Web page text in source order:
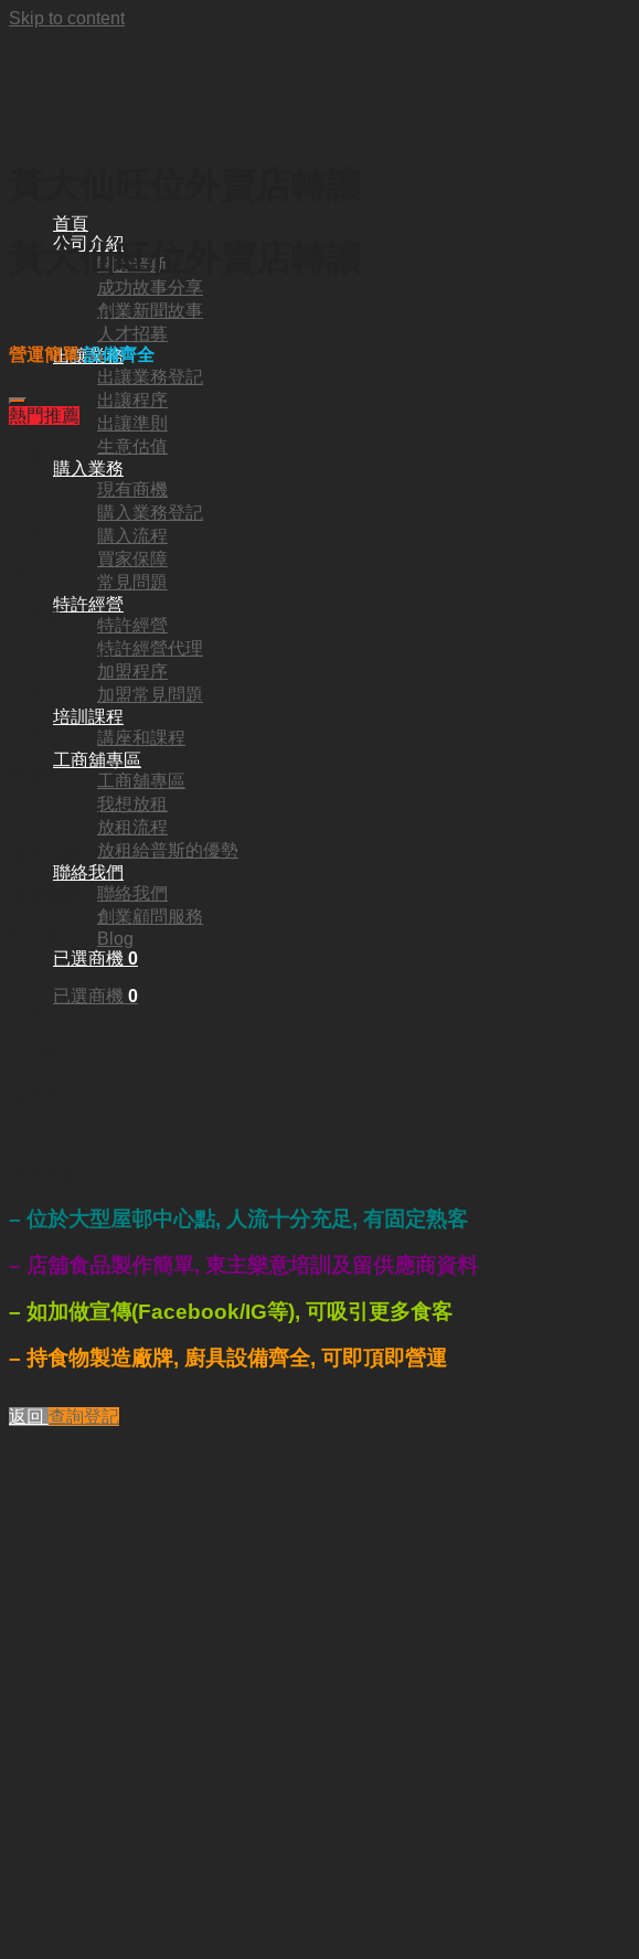
Skip to content
首頁
公司介紹
關於普斯
成功故事分享
創業新聞故事
人才招募
出讓業務
出讓業務登記
出讓程序
出讓準則
生意估值
購入業務
現有商機
購入業務登記
購入流程
買家保障
常見問題
特許經營
特許經營
特許經營代理
加盟程序
加盟常見問題
培訓課程
講座和課程
工商舖專區
工商舖專區
我想放租
放租流程
放租給普斯的優勢
聯絡我們
聯絡我們
創業顧問服務
Blog
已選商機 0
已選商機 0
黃大仙旺位外賣店轉讓
180,000
營運簡單設備齊全
熱門推薦
頂手費:
180,000
HKD46,500
– 位於大型屋邨中心點, 人流十分充足, 有固定熟客
– 店舖食品製作簡單, 東主樂意培訓及留供應商資料
– 如加做宣傳(Facebook/IG等), 可吸引更多食客
– 持食物製造廠牌, 廚具設備齊全, 可即頂即營運
返回 查詢登記